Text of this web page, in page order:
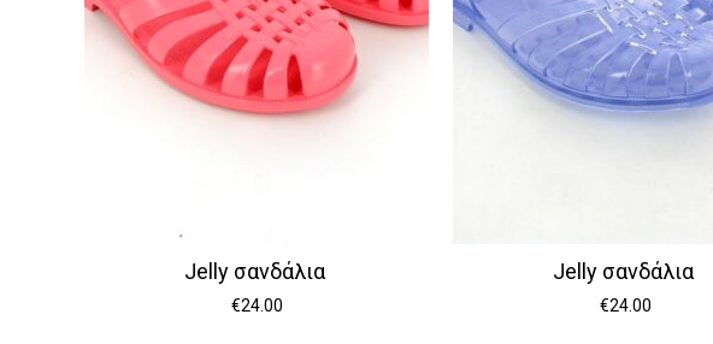
Jelly σανδάλια
€24.00
Jelly σανδάλια
€24.00